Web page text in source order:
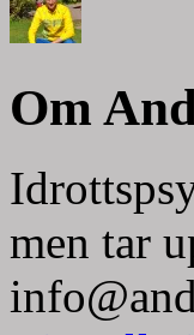
Om
men tar